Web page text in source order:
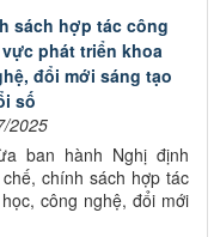
sách hợp tác công
phát triển khoa
đổi mới sáng tạo
số
2025
ban hành Nghị định
chính sách hợp tác
công nghệ, đổi mới